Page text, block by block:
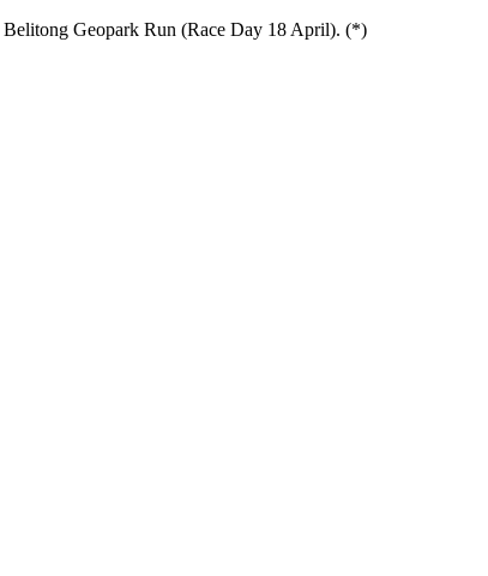
Geopark Run (Race Day 18 April). (*)